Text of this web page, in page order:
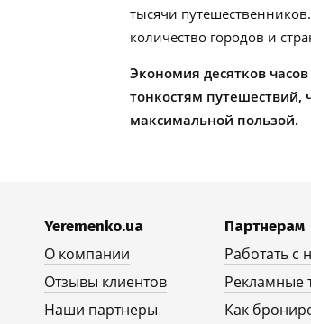
тысячи
количество городов и
Экономия десятков
тонкостям
максимальной пользой.
Yeremenko.ua
О компании
Отзывы клиентов
Наши партнеры
Партнерам
Работать с
Рекламные
Как